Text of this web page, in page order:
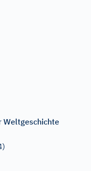
Weltgeschichte